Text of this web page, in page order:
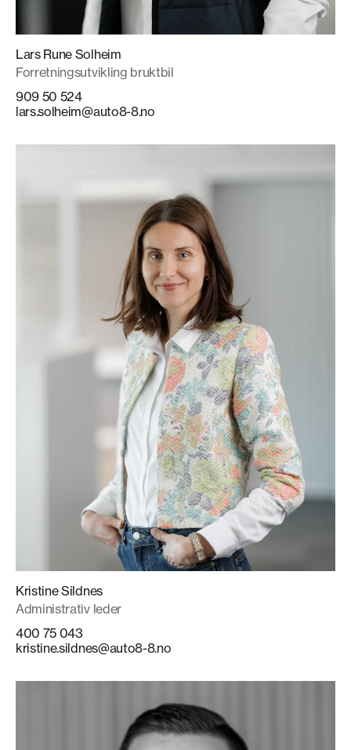
Lars Rune Solheim
Forretningsutvikling bruktbil
909 50 524
lars.solheim@auto8-8.no
Kristine Sildnes
Administrativ leder
400 75 043
kristine.sildnes@auto8-8.no